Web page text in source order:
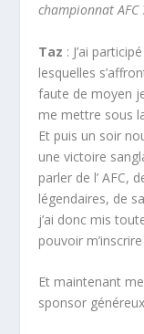
championnat AFC
Taz : J’ai
lesquelles
faute de moyen
me mettre sous
Et puis un soir
une victoire
parler de l’ AFC,
légendaires, de
j’ai donc mis
pouvoir
Et maintenant
sponsor